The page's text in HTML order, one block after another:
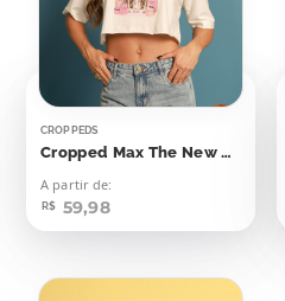
CROPPEDS
Cropped Max The New Yorker Dálmatas
A partir de:
R$ 59,98